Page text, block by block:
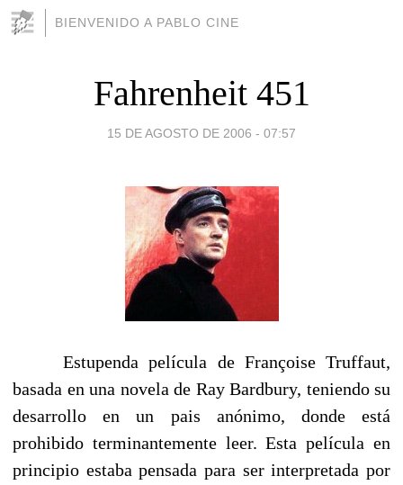
BIENVENIDO A PABLO CINE
Fahrenheit 451
15 DE AGOSTO DE 2006 - 07:57
Estupenda película de Françoise Truffaut,
basada en una novela de Ray Bardbury, teniendo su
desarrollo en un pais anónimo, donde está
prohibido terminantemente leer. Esta película en
principio estaba pensada para ser interpretada por